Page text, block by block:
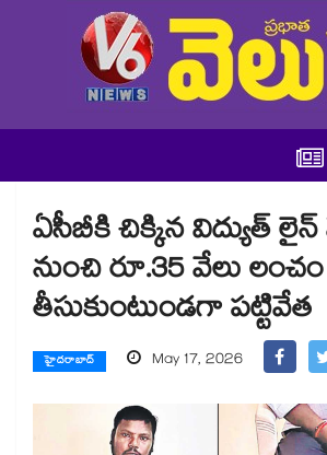
ఏసీబీకి చిక్కిన విద్యుత్
నుంచి రూ.35 వేలు లంచం
తీసుకుంటుండగా పట్టివేత
హైదరాబాద్ May 17, 2026